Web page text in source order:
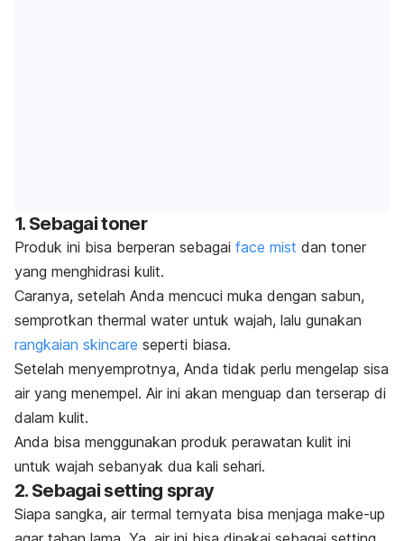
1. Sebagaitoner
Produk ini bisa berperan sebagai face mist dan toner
yang menghidrasi kulit.
Caranya, setelah Anda mencuci muka dengan sabun,
semprotkan thermal water untuk wajah, lalu gunakan
rangkaian skincare seperti biasa.
Setelah menyemprotnya, Anda tidak perlu mengelap sisa
air yang menempel. Air ini akan menguap dan terserap di
dalam kulit.
Anda bisa menggunakan produk perawatan kulit ini
untuk wajah sebanyak dua kali sehari.
2. Sebagai setting spray
Siapa sangka, air termal ternyata bisa menjaga make-up